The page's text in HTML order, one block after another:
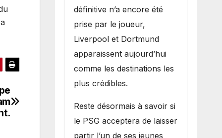
définitive n’a encore été
prise par le joueur,
Liverpool et Dortmund
apparaissent aujourd’hui
comme les destinations les
plus crédibles.
Reste désormais à savoir si
le PSG acceptera de laisser
partir l’un de ses jeunes